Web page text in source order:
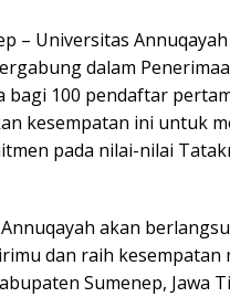
– Universitas
dalam
100 pendaftar
kesempatan ini untuk
pada nilai-nilai
akan
dan raih
Sumenep, Jawa